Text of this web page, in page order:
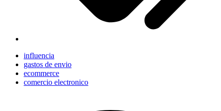
influencia
gastos de envio
ecommerce
comercio electronico